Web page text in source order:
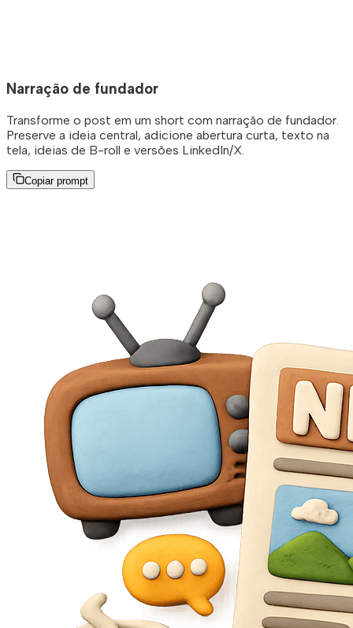
Narração de fundador
Transforme o post em um short com narração de fundador.
Preserve a ideia central, adicione abertura curta, texto na
tela, ideias de B-roll e versões LinkedIn/X.
Copiar prompt